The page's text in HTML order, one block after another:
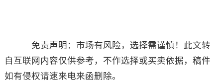
免责声明：市场有风险，选择需谨慎！此文转
自互联网内容仅供参考，不作选择或买卖依据，稿件
如有侵权请速来电来函删除。